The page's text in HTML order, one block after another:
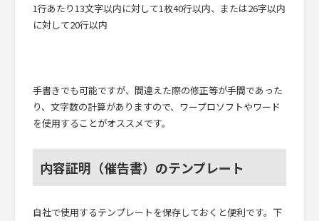
1行あたり13文字以内に対して1枚40行以内、または26字以内
に対して20行以内
手書きでも可能ですが、間違えた際の修正等が手間であった
り、文字数の計算がありますので、ワープロソフトやワード
を使用することがオススメです。
内容証明（催告書）のテンプレート
自社で使用するテンプレートを保存しておくと便利です。下